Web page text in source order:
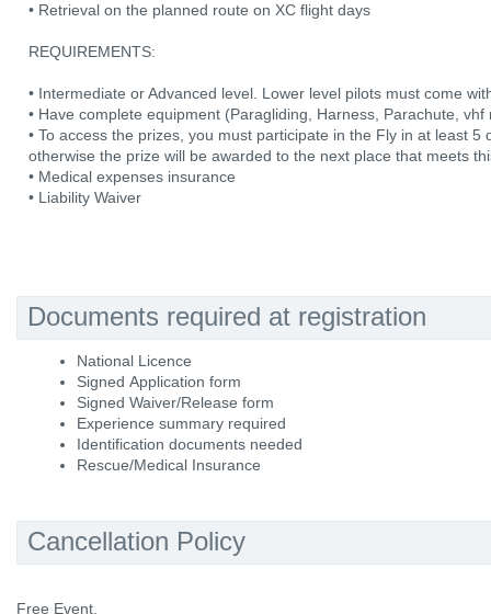
• Retrieval on the planned route on XC flight days
REQUIREMENTS:
• Intermediate or Advanced level. Lower level pilots must come
• Have complete equipment (Paragliding, Harness, Parachute, vhf
• To access the prizes, you must participate in the Fly in at least
otherwise the prize will be awarded to the next place that meets
• Medical expenses insurance
• Liability Waiver
Documents required at registration
National Licence
Signed Application form
Signed Waiver/Release form
Experience summary required
Identification documents needed
Rescue/Medical Insurance
Cancellation Policy
Free Event.